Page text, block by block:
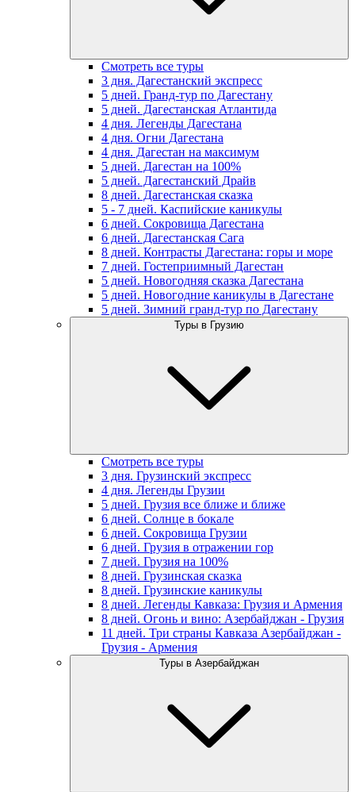
Смотреть все туры
3 дня. Дагестанский экспресс
5 дней. Гранд-тур по Дагестану
5 дней. Дагестанская Атлантида
4 дня. Легенды Дагестана
4 дня. Огни Дагестана
4 дня. Дагестан на максимум
5 дней. Дагестан на 100%
5 дней. Дагестанский Драйв
8 дней. Дагестанская сказка
5 - 7 дней. Каспийские каникулы
6 дней. Сокровища Дагестана
6 дней. Дагестанская Сага
8 дней. Контрасты Дагестана: горы и море
7 дней. Гостеприимный Дагестан
5 дней. Новогодняя сказка Дагестана
5 дней. Новогодние каникулы в Дагестане
5 дней. Зимний гранд-тур по Дагестану
Туры в Грузию
Смотреть все туры
3 дня. Грузинский экспресс
4 дня. Легенды Грузии
5 дней. Грузия все ближе и ближе
6 дней. Солнце в бокале
6 дней. Сокровища Грузии
6 дней. Грузия в отражении гор
7 дней. Грузия на 100%
8 дней. Грузинская сказка
8 дней. Грузинские каникулы
8 дней. Легенды Кавказа: Грузия и Армения
8 дней. Огонь и вино: Азербайджан - Грузия
11 дней. Три страны Кавказа Азербайджан -
Грузия - Армения
Туры в Азербайджан